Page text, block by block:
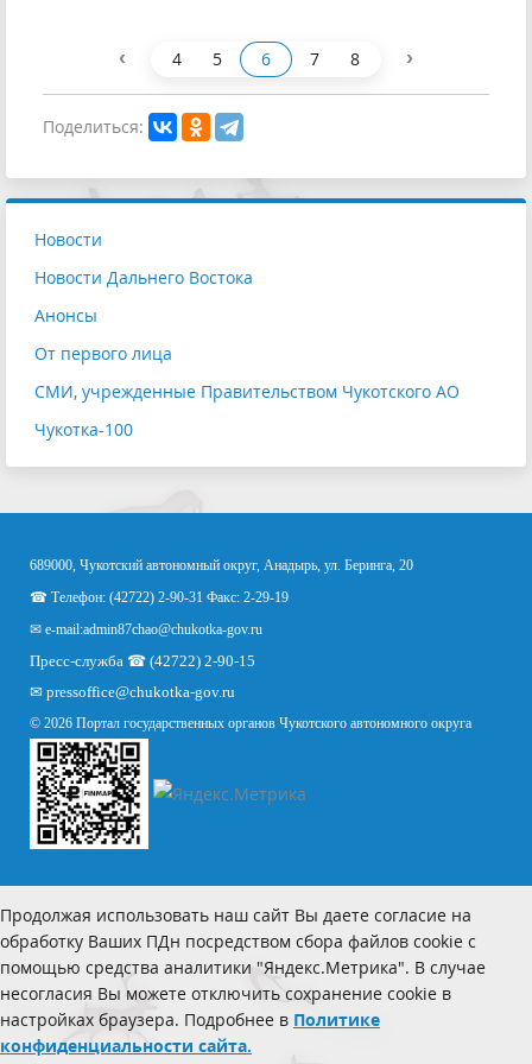
‹ 4 5 6 7 8 ›
Поделиться:
Новости
Новости Дальнего Востока
Анонсы
От первого лица
СМИ, учрежденные Правительством Чукотского АО
Чукотка-100
689000, Чукотский автономный округ, Анадырь, ул. Беринга, 20
☎ Телефон: (42722) 2-90-31 Факс: 2-29-19
✉ e-mail:admin87chao@chukotka-gov.ru
Пресс-служба ☎ (42722) 2-90-15
✉ pressoffice@chukotka-gov.ru
© 2026 Портал государственных органов Чукотского автономного округа
Продолжая использовать наш сайт Вы даете согласие на
обработку Ваших ПДн посредством сбора файлов cookie с
помощью средства аналитики "Яндекс.Метрика". В случае
несогласия Вы можете отключить сохранение cookie в
настройках браузера. Подробнее в Политике
конфиденциальности сайта.